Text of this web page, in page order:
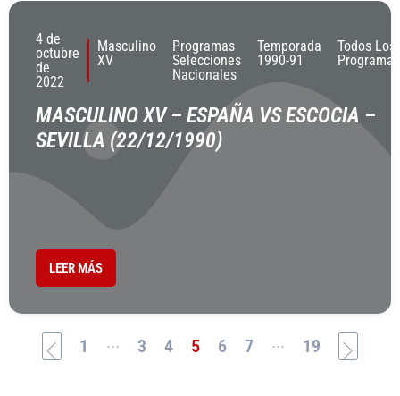
4 de
octubre
de
2022
Masculino
XV
Programas
Selecciones
Nacionales
Temporada
1990-91
Todos Los
Programas
MASCULINO XV – ESPAÑA VS ESCOCIA –
SEVILLA (22/12/1990)
LEER MÁS
1 ... 3 4 5 6 7 ... 19